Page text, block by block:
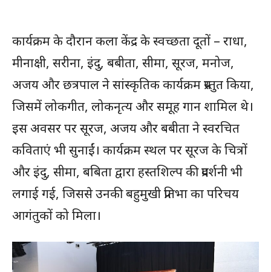
कार्यक्रम के दौरान कला केंद्र के स्वच्छता दूतों – राधा,
मीनाक्षी, सरीना, इंदु, बबीता, सीमा, सूरज, मनोज,
अजय और छत्रपाल ने सांस्कृतिक कार्यक्रम प्रस्तुत किया,
जिसमें लोकगीत, लोकनृत्य और समूह गान शामिल थे।
इस अवसर पर सूरज, अजय और बबीता ने स्वरचित
कविताएं भी सुनाईं। कार्यक्रम स्थल पर सूरज के चित्रों
और इंदु, सीमा, बबिता द्वारा हस्तशिल्प की प्रदर्शनी भी
लगाई गई, जिससे उनकी बहुमुखी प्रतिभा का परिचय
आगंतुकों को मिला।